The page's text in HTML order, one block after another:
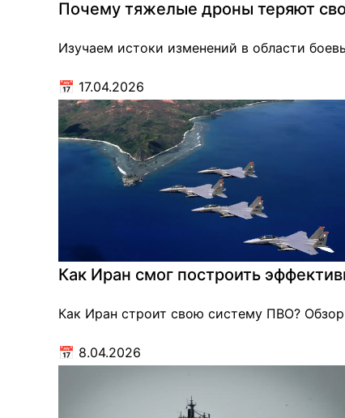
Почему тяжелые дроны теряют
Изучаем истоки изменений в области
📅 17.04.2026
Как Иран смог построить
Как Иран строит свою систему ПВО?
📅 8.04.2026